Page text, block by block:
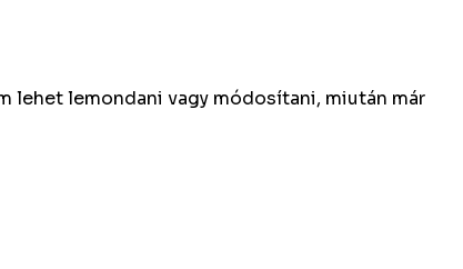
lehet lemondani vagy módosítani, miután már